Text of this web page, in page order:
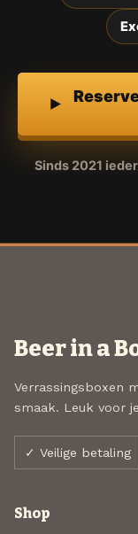
Sinds 2021
Beer in a
Verrassingsboxen
smaak. Leuk voor
✓ Veilige betaling
Shop